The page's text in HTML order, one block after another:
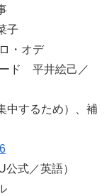
子
・オデ
ード 平井絵己／
中するため）、補
式／英語）